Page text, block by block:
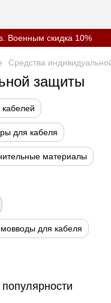
Военным скидка 10%
Средства
защиты
для кабеля
материалы
для кабеля